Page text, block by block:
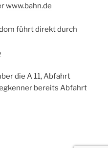
www.bahn.de
führt direkt durch
die A 11, Abfahrt
bereits Abfahrt